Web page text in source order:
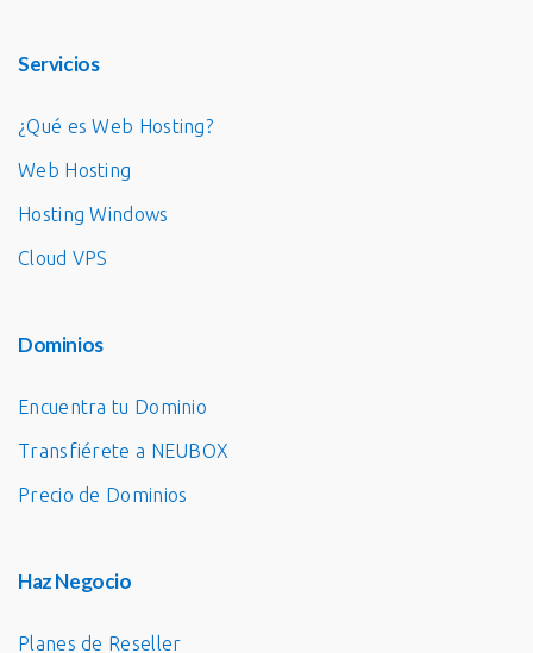
Servicios
¿Qué es Web Hosting?
Web Hosting
Hosting Windows
Cloud VPS
Dominios
Encuentra tu Dominio
Transfiérete a NEUBOX
Precio de Dominios
Haz Negocio
Planes de Reseller